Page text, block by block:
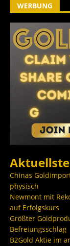
WERBUNG
Chinas
physisch
Newmont mit
auf Erfolgskurs
Größter
Befreiungsschlag
B2Gold Aktie im